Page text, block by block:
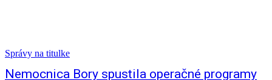
Správy na titulke
Nemocnica Bory spustila operačné programy